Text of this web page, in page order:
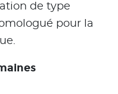
de type
pour la